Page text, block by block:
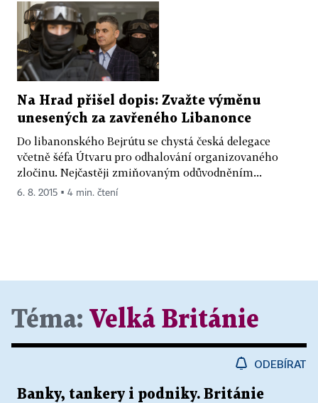
Na Hrad přišel dopis: Zvažte výměnu
unesených za zavřeného Libanonce
Do libanonského Bejrútu se chystá česká delegace
včetně šéfa Útvaru pro odhalování organizovaného
zločinu. Nejčastěji zmiňovaným odůvodněním...
6. 8. 2015 ▪ 4 min. čtení
Téma: Velká Británie
ODEBÍRAT
Banky, tankery i podniky. Británie